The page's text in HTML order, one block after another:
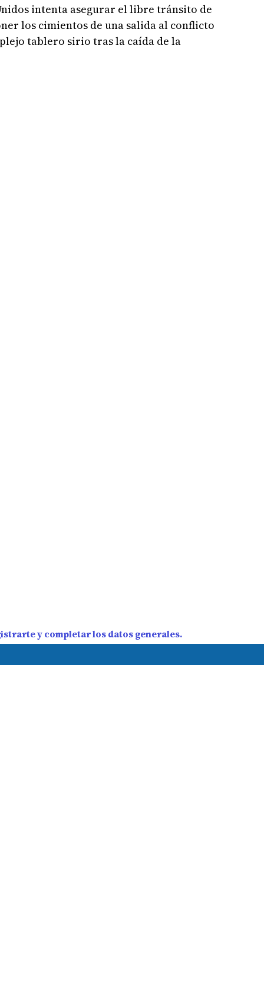
intenta asegurar el libre tránsito de
los cimientos de una salida al conflicto
tablero sirio tras la caída de la
y completar los datos generales.